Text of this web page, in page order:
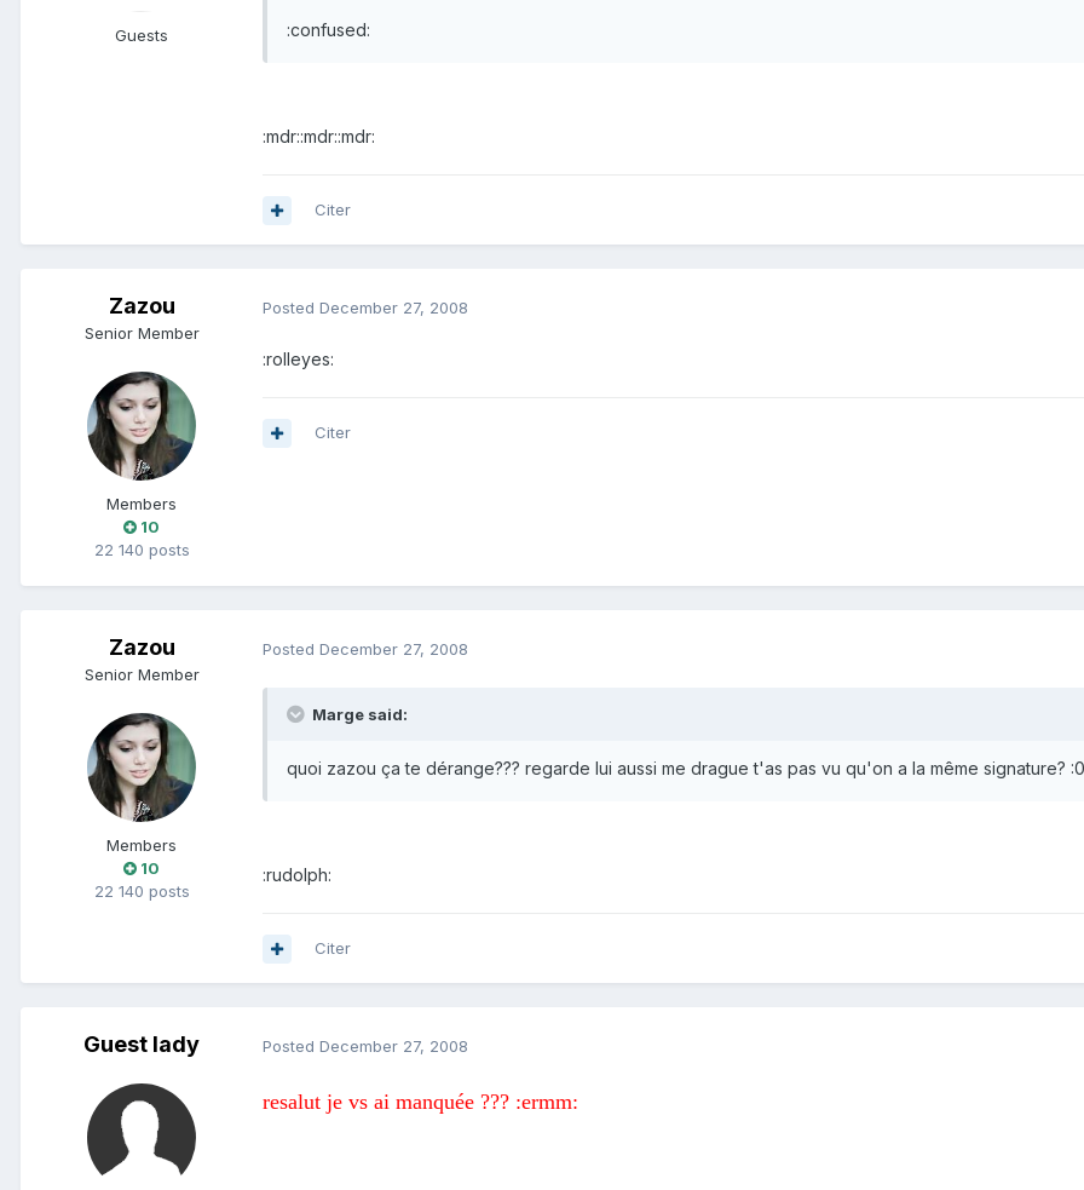
Guests :confused:
:mdr::mdr::mdr:
Citer
Zazou
Senior Member
Members
10
22 140 posts
Posted December 27, 2008
:rolleyes:
Citer
Zazou
Senior Member
Members
10
22 140 posts
Posted December 27, 2008
Marge said:
quoi zazou ça te dérange??? regarde lui aussi me drague t'as pas vu qu'on a la même signature?
:rudolph:
Citer
Guest lady Posted December 27, 2008
resalut je vs ai manquée ??? :ermm: